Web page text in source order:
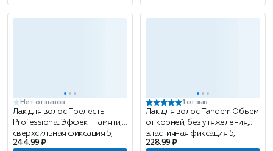
Нет отзывов
Лак для волос Прелесть
Professional Эффект памяти,
сверхсильная фиксация 5,
75мл
244.99 ₽
1 отзыв
Лак для волос Tandem Объем
от корней, без утяжеления,
эластичная фиксация 5,
360мл
228.99 ₽